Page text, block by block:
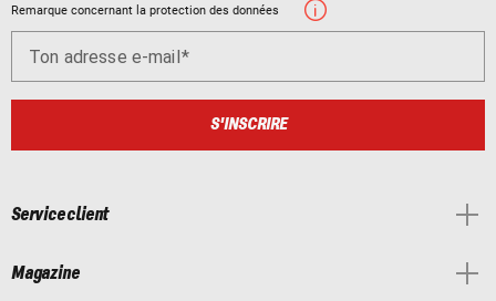
Remarque concernant la protection des données
Ton adresse e-mail
S'INSCRIRE
Service client
Magazine